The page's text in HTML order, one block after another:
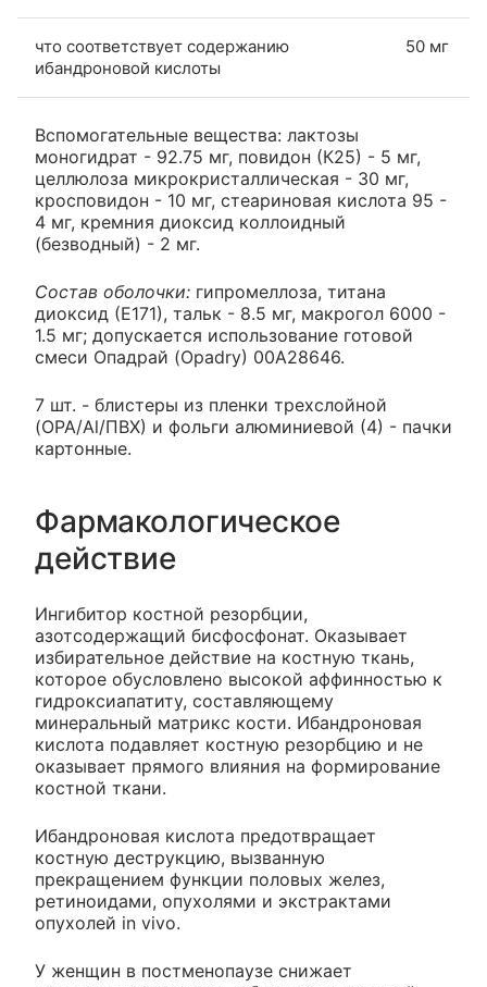
что соответствует содержанию
ибандроновой кислоты
50 мг
Вспомогательные вещества: лактозы
моногидрат - 92.75 мг, повидон (К25) - 5 мг,
целлюлоза микрокристаллическая - 30 мг,
кросповидон - 10 мг, стеариновая кислота 95 -
4 мг, кремния диоксид коллоидный
(безводный) - 2 мг.
Состав оболочки: гипромеллоза, титана
диоксид (Е171), тальк - 8.5 мг, макрогол 6000 -
1.5 мг; допускается использование готовой
смеси Опадрай (Opadry) 00А28646.
7 шт. - блистеры из пленки трехслойной
(OPA/Al/ПВХ) и фольги алюминиевой (4) - пачки
картонные.
Фармакологическое
действие
Ингибитор костной резорбции,
азотсодержащий бисфосфонат. Оказывает
избирательное действие на костную ткань,
которое обусловлено высокой аффинностью к
гидроксиапатиту, составляющему
минеральный матрикс кости. Ибандроновая
кислота подавляет костную резорбцию и не
оказывает прямого влияния на формирование
костной ткани.
Ибандроновая кислота предотвращает
костную деструкцию, вызванную
прекращением функции половых желез,
ретиноидами, опухолями и экстрактами
опухолей in vivo.
У женщин в постменопаузе снижает